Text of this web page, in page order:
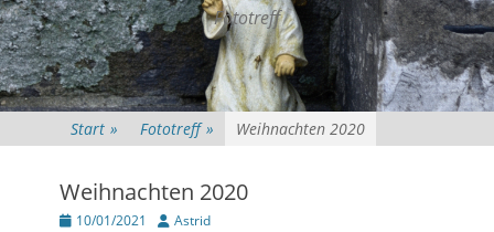
Fototreff
Start » Fototreff » Weihnachten 2020
Weihnachten 2020
Posted
10/01/2021 AutorAstrid